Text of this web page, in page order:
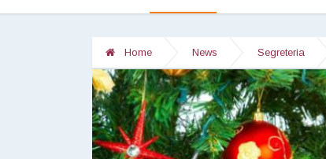
Home News Segreteria